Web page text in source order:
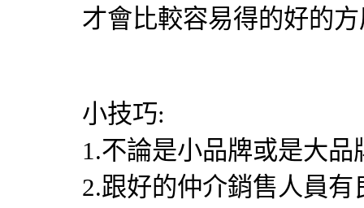
才會比較容易得的好的
小技巧:
1.不論是小品牌或是大
2.跟好的仲介銷售人員有